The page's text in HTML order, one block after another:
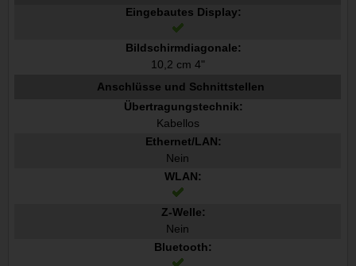
Eingebautes Display:
Bildschirmdiagonale:
10,2 cm 4"
Anschlüsse und Schnittstellen
Übertragungstechnik:
Kabellos
Ethernet/LAN:
Nein
WLAN:
Z-Welle:
Nein
Bluetooth: